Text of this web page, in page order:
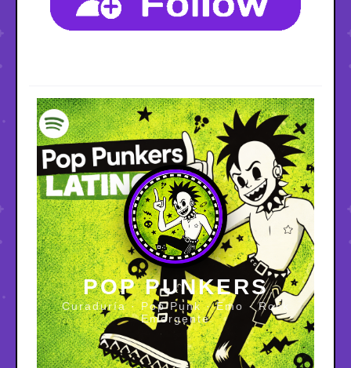
POP PUNKERS
Curaduría · Pop Punk · Emo · Rock
Emergente